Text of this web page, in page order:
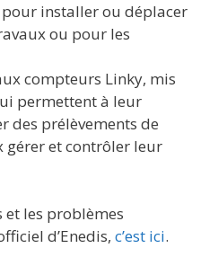
installer ou déplacer
ou pour les
compteurs Linky, mis
permettent à leur
des prélèvements de
gérer et contrôler leur
et les problèmes
d’Enedis, c’est ici.